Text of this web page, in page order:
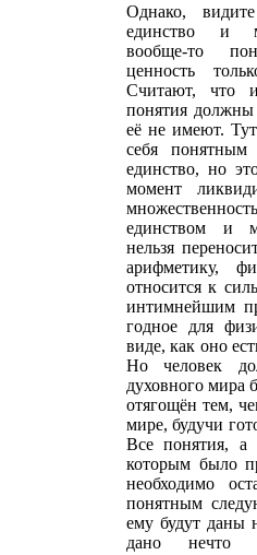
Однако,
единство и
вообще-то
ценность
Считают, что
понятия
её не имеют.
себя
единство, но
момент
единством и
нельзя
арифметику,
относится к
интимнейшим
годное для
виде, как оно
Но человек
духовного мира
отягощён тем,
мире, будучи
Все понятия, а
которым было
необходимо
понятным
ему будут даны
дано нечто